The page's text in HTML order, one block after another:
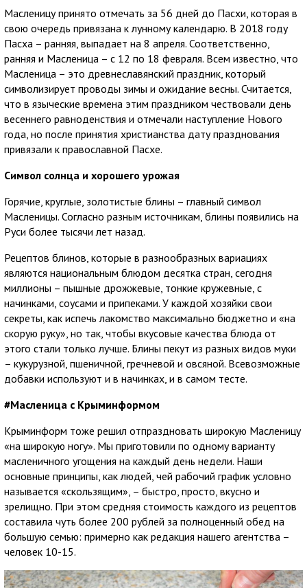
Масленицу принято отмечать за 56 дней до Пасхи, которая в
свою очередь привязана к лунному календарю. В 2018 году
Пасха – ранняя, выпадает на 8 апреля. Соответственно,
ранняя и Масленица – с 12 по 18 февраля. Всем известно, что
Масленица – это древнеславянский праздник, который
символизирует проводы зимы и ожидание весны. Считается,
что в языческие времена этим праздником чествовали день
весеннего равноденствия и отмечали наступление Нового
года, но после принятия христианства дату празднования
привязали к православной Пасхе.
Символ солнца и хорошего урожая
Горячие, круглые, золотистые блины – главный символ
Масленицы. Согласно разным источникам, блины появились на
Руси более тысячи лет назад.
Рецептов блинов, которые в разнообразных вариациях
являются национальным блюдом десятка стран, сегодня
миллионы – пышные дрожжевые, тонкие кружевные, с
начинками, соусами и припеками. У каждой хозяйки свои
секреты, как испечь лакомство максимально бюджетно и «на
скорую руку», но так, чтобы вкусовые качества блюда от
этого стали только лучше. Блины пекут из разных видов муки
– кукурузной, пшеничной, гречневой и овсяной. Всевозможные
добавки используют и в начинках, и в самом тесте.
#Масленица c Крыминформом
Крыминформ тоже решил отпраздновать широкую Масленицу
«на широкую ногу». Мы приготовили по одному варианту
масленичного угощения на каждый день недели. Наши
основные принципы, как людей, чей рабочий график условно
называется «скользящим», – быстро, просто, вкусно и
зрелищно. При этом средняя стоимость каждого из рецептов
составила чуть более 200 рублей за полноценный обед на
большую семью: примерно как редакция нашего агентства –
человек 10-15.